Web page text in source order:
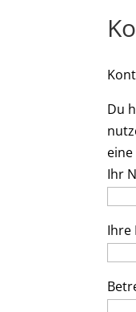
Du
eine
Ihr
Ihre